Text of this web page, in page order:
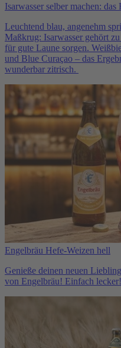
Isarwasser selber machen:
Leuchtend blau, angenehm
Maßkrug: Isarwasser gehört
für gute Laune sorgen.
und Blue Curaçao – das
wunderbar zitrisch.
Engelbräu Hefe-Weizen hell
Genieße deinen neuen
von Engelbräu! Einfach lecker!